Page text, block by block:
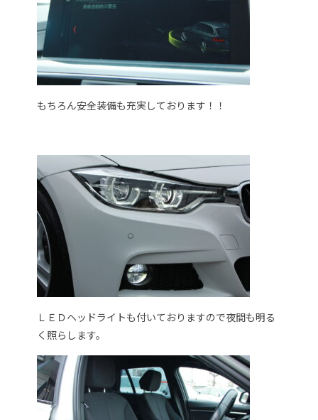
もちろん安全装備も充実しております！！
ＬＥＤヘッドライトも付いておりますので夜間も明る
く照らします。